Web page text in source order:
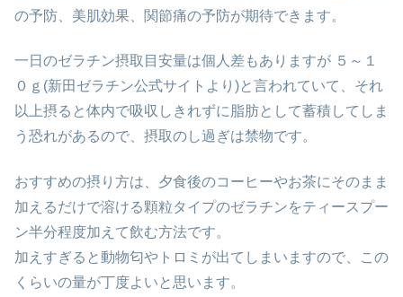
の予防、美肌効果、関節痛の予防が期待できます。
一日のゼラチン摂取目安量は個人差もありますが ５～１
０ｇ(新田ゼラチン公式サイトより)と言われていて、それ
以上摂ると体内で吸収しきれずに脂肪として蓄積してしま
う恐れがあるので、摂取のし過ぎは禁物です。
おすすめの摂り方は、夕食後のコーヒーやお茶にそのまま
加えるだけで溶ける顆粒タイプのゼラチンをティースプー
ン半分程度加えて飲む方法です。
加えすぎると動物匂やトロミが出てしまいますので、この
くらいの量が丁度よいと思います。